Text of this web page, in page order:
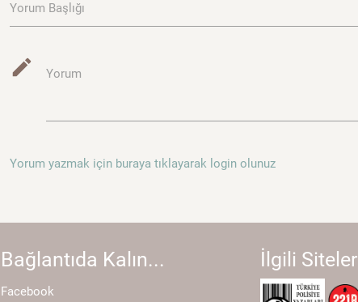
Yorum Başlığı
mode_edit Yorum
Yorum yazmak için buraya tıklayarak login olunuz
Bağlantıda Kalın...
Facebook
İlgili Siteler